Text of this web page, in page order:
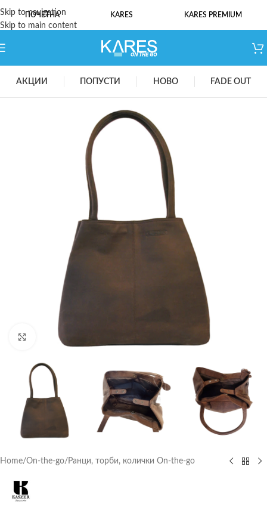
Skip to navigation
Skip to main content
ПОЧЕТНА KARES KARES PREMIUM
АКЦИИ ПОПУСТИ НОВО FADE OUT
Click to enlarge
Home/On-the-go/ Ранци, торби, колички On-the-go